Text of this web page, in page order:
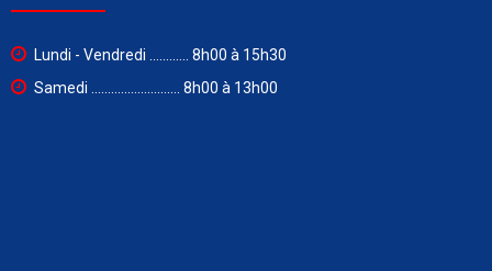
Lundi - Vendredi ............ 8h00 à 15h30
Samedi ........................... 8h00 à 13h00